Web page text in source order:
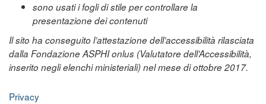
sono usati i fogli di stile per controllare la
presentazione dei contenuti
Il sito ha conseguito l’attestazione dell’accessibilità rilasciata
dalla Fondazione ASPHI onlus (Valutatore dell’Accessibilità,
inserito negli elenchi ministeriali) nel mese di ottobre 2017.
Privacy